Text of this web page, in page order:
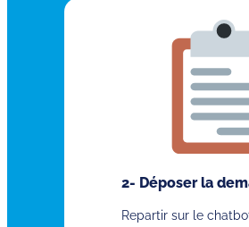
2- Déposer la
Repartir sur le